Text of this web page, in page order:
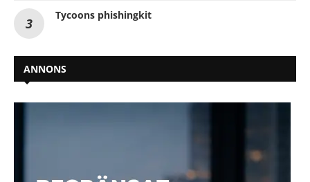
Tycoons phishingkit
ANNONS